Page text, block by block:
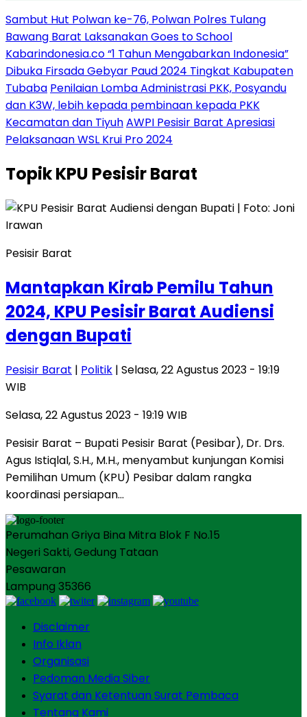
Sambut Hut Polwan ke-76, Polwan Polres Tulang
Bawang Barat Laksanakan Goes to School
Kabarindonesia.co “1 Tahun Mengabarkan Indonesia”
Dibuka Firsada Gebyar Paud 2024 Tingkat Kabupaten
Tubaba Penilaian Lomba Administrasi PKK, Posyandu
dan K3W, lebih kepada pembinaan kepada PKK
Kecamatan dan TiyuhAWPI Pesisir Barat Apresiasi
Pelaksanaan WSL Krui Pro 2024
TopikKPU Pesisir Barat
Pesisir Barat
Mantapkan Kirab Pemilu Tahun
2024, KPU Pesisir Barat Audiensi
dengan Bupati
Pesisir Barat | Politik | Selasa, 22 Agustus 2023 - 19:19
WIB
Selasa, 22 Agustus 2023 - 19:19 WIB
Pesisir Barat – Bupati Pesisir Barat (Pesibar), Dr. Drs.
Agus Istiqlal, S.H., M.H., menyambut kunjungan Komisi
Pemilihan Umum (KPU) Pesibar dalam rangka
koordinasi persiapan…
Perumahan Griya Bina Mitra Blok F No.15
Negeri Sakti, Gedung Tataan
Pesawaran
Lampung 35366
Disclaimer
Info Iklan
Organisasi
Pedoman Media Siber
Syarat dan Ketentuan Surat Pembaca
Tentang Kami